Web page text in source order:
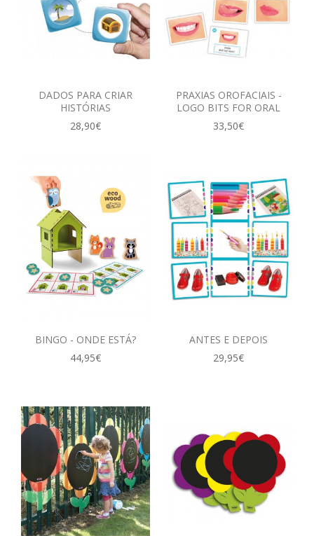
DADOS PARA CRIAR
HISTÓRIAS
28,90€
PRAXIAS OROFACIAIS -
LOGO BITS FOR ORAL
33,50€
BINGO - ONDE ESTÁ?
44,95€
ANTES E DEPOIS
29,95€